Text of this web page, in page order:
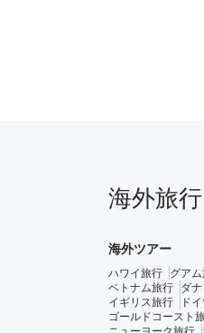
海外旅行
海外ツアー
ハワイ旅行 グア
ベトナム旅行
ダ
イギリス旅行
ド
ゴールドコースト